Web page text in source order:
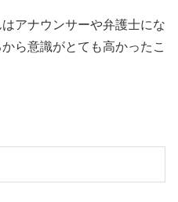
アナウンサーや弁護士にな
ら意識がとても高かったこ